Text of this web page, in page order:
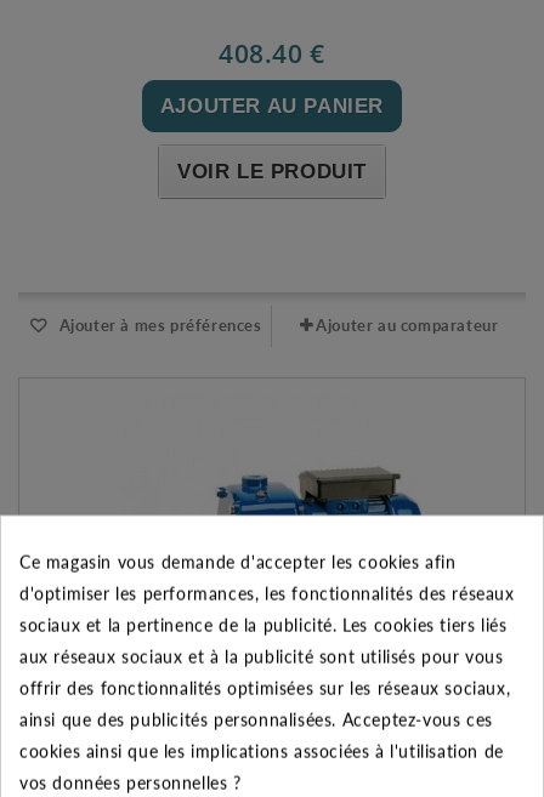
408.40 €
AJOUTER AU PANIER
VOIR LE PRODUIT
Ajouter à mes préférences Ajouter au comparateur
Pompe CAM 150 M 1.1 kW - SPERONI
Ce magasin vous demande d'accepter les cookies afin
d'optimiser les performances, les fonctionnalités des réseaux
sociaux et la pertinence de la publicité. Les cookies tiers liés
aux réseaux sociaux et à la publicité sont utilisés pour vous
offrir des fonctionnalités optimisées sur les réseaux sociaux,
ainsi que des publicités personnalisées. Acceptez-vous ces
cookies ainsi que les implications associées à l'utilisation de
vos données personnelles ?